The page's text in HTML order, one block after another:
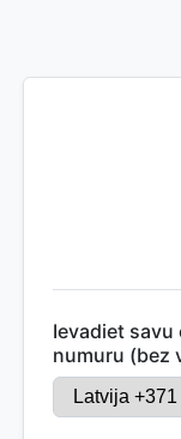
Ievadiet
numuru (bez